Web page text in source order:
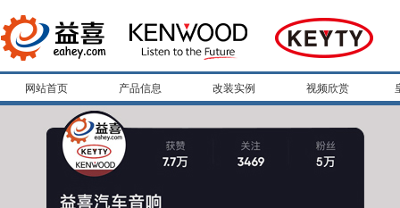
网站首页 产品信息 改装实例 视频欣赏